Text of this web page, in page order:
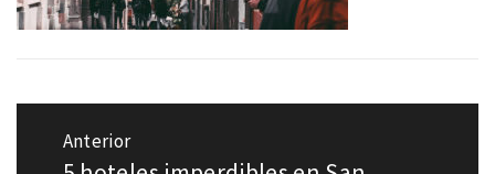
Navegación
Anterior